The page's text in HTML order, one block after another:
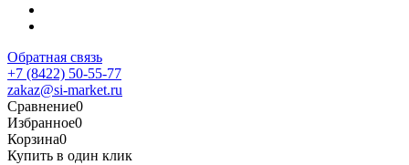
Обратная связь
+7 (8422) 50-55-77
zakaz@si-market.ru
Сравнение0
Избранное0
Корзина0
Купить в один клик